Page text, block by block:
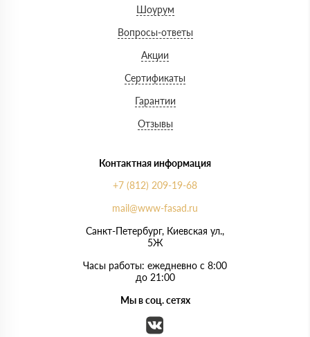
Шоурум
Вопросы-ответы
Акции
Сертификаты
Гарантии
Отзывы
Контактная информация
+7 (812) 209-19-68
mail@www-fasad.ru
Санкт-Петербург, ​Киевская ул.,
5Ж
Часы работы: ежедневно с 8:00
до 21:00
Мы в соц. сетях